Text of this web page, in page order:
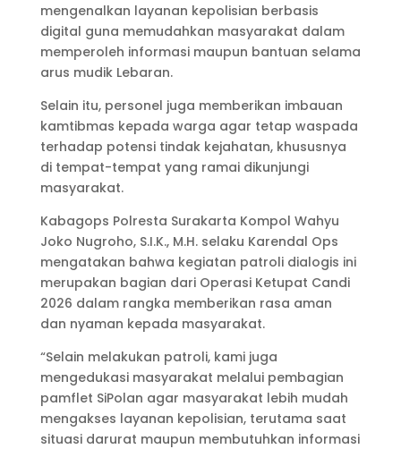
mengenalkan layanan kepolisian berbasis
digital guna memudahkan masyarakat dalam
memperoleh informasi maupun bantuan selama
arus mudik Lebaran.
Selain itu, personel juga memberikan imbauan
kamtibmas kepada warga agar tetap waspada
terhadap potensi tindak kejahatan, khususnya
di tempat-tempat yang ramai dikunjungi
masyarakat.
Kabagops Polresta Surakarta Kompol Wahyu
Joko Nugroho, S.I.K., M.H. selaku Karendal Ops
mengatakan bahwa kegiatan patroli dialogis ini
merupakan bagian dari Operasi Ketupat Candi
2026 dalam rangka memberikan rasa aman
dan nyaman kepada masyarakat.
“Selain melakukan patroli, kami juga
mengedukasi masyarakat melalui pembagian
pamflet SiPolan agar masyarakat lebih mudah
mengakses layanan kepolisian, terutama saat
situasi darurat maupun membutuhkan informasi